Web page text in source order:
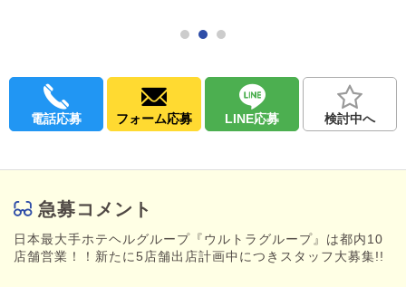
・キャスト管理
・営業状況分析
・売上管理
・イベント企画
未経験でも段階的に習得可能。
━━━━━━━━━━
■ サポート課（WEB運営スタッフ）
電話応募 フォーム応募 LINE応募 検討中へ
急募コメント
日本最大手ホテヘルグループ『ウルトラグループ』は都内10
店舗営業！！新たに5店舗出店計画中につきスタッフ大募集!!